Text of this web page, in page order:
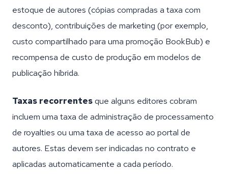
estoque de autores (cópias compradas a taxa com
desconto), contribuições de marketing (por exemplo,
custo compartilhado para uma promoção BookBub) e
recompensa de custo de produção em modelos de
publicação híbrida.
Taxas recorrentesque alguns editores cobram
incluem uma taxa de administração de processamento
de royalties ou uma taxa de acesso ao portal de
autores. Estas devem ser indicadas no contrato e
aplicadas automaticamente a cada período.